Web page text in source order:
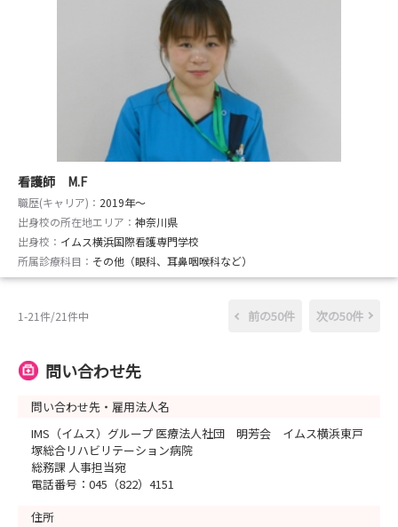
看護師 M.F
職歴(キャリア)： 2019年〜
出身校の所在地エリア： 神奈川県
出身校： イムス横浜国際看護専門学校
所属診療科目： その他（眼科、耳鼻咽喉科など）
1-21件/21件中 前の50件 次の50件
問い合わせ先
問い合わせ先・雇用法人名
IMS（イムス）グループ 医療法人社団 明芳会 イムス横浜東戸
塚総合リハビリテーション病院
総務課 人事担当宛
電話番号：045（822）4151
住所